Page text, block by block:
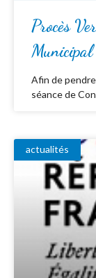
Procès
Afin de
séance de
actualités